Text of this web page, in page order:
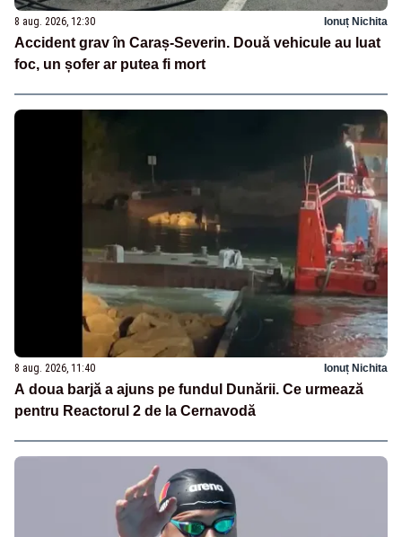
8 aug. 2026, 12:30 Ionuț Nichita
Accident grav în Caraș-Severin. Două vehicule au luat
foc, un șofer ar putea fi mort
8 aug. 2026, 11:40 Ionuț Nichita
A doua barjă a ajuns pe fundul Dunării. Ce urmează
pentru Reactorul 2 de la Cernavodă